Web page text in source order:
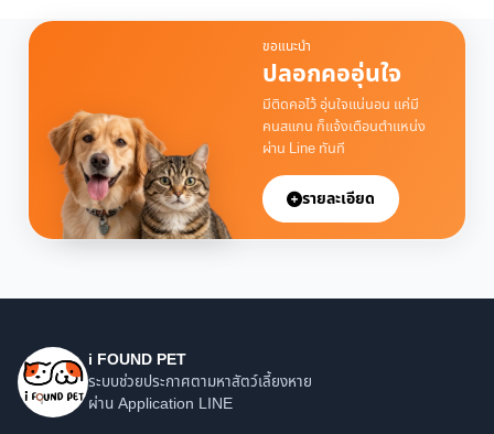
ขอแนะนำ
ปลอกคออุ่นใจ
มีติดคอไว้ อุ่นใจแน่นอน แค่มี
คนสแกน ก็แจ้งเตือนตำแหน่ง
ผ่าน Line ทันที
รายละเอียด
i FOUND PET
ระบบช่วยประกาศตามหาสัตว์เลี้ยงหาย
ผ่าน Application LINE